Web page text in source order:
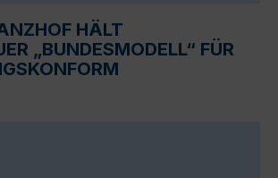
HÄLT
„BUNDESMODELL“ FÜR